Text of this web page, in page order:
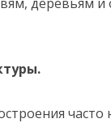
часто